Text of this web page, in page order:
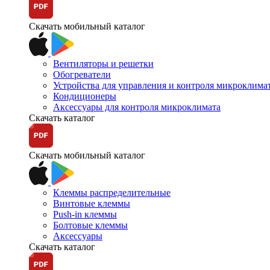
Скачать мобильный каталог
Вентиляторы и решетки
Обогреватели
Устройства для управления и контроля
Кондиционеры
Аксессуары для контроля микроклимата
Скачать каталог
Скачать мобильный каталог
Клеммы распределительные
Винтовые клеммы
Push-in клеммы
Болтовые клеммы
Аксессуары
Скачать каталог